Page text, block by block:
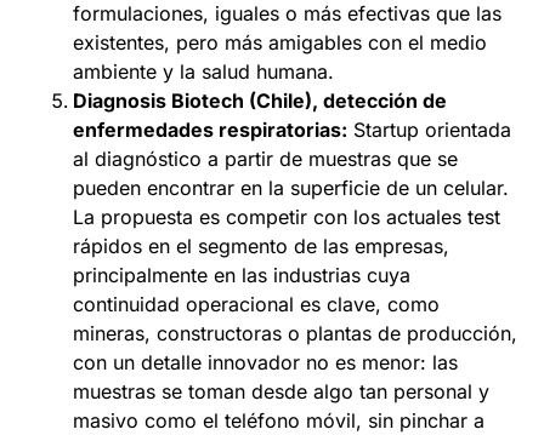
formulaciones, iguales o más efectivas que las
existentes, pero más amigables con el medio
ambiente y la salud humana.
Diagnosis Biotech (Chile), detección de
enfermedades respiratorias: Startup orientada
al diagnóstico a partir de muestras que se
pueden encontrar en la superficie de un celular.
La propuesta es competir con los actuales test
rápidos en el segmento de las empresas,
principalmente en las industrias cuya
continuidad operacional es clave, como
mineras, constructoras o plantas de producción,
con un detalle innovador no es menor: las
muestras se toman desde algo tan personal y
masivo como el teléfono móvil, sin pinchar a